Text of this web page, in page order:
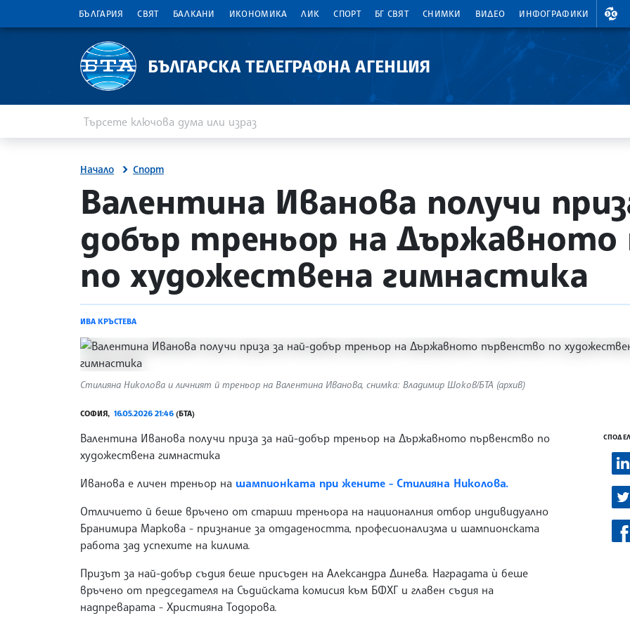
БЪЛГАРИЯ СВЯТ БАЛКАНИ ИКОНОМИКА ЛИК СПОРТ БГ СВЯТ СНИМКИ ВИДЕО ИНФОГРАФИКИ
БЪЛГАРСКА ТЕЛЕГРАФНА АГЕНЦИЯ
Начало Спорт
site.bta
Валентина Иванова получи
добър треньор на Държавното
по художествена гимнастика
ИВА КРЪСТЕВА
Стилияна Николова и личният й треньор на Валентина Иванова, снимка: Владимир Шоков/БТА (архив)
СОФИЯ, 16.05.2026 21:46 (БТА)
Валентина Иванова получи приза за най-добър треньор на Държавното първенство по
художествена гимнастика
Иванова е личен треньор на шампионката при жените - Стилияна Николова.
Отличието й беше връчено от старши треньора на националния отбор индивидуално
Бранимира Маркова - признание за отдадеността, професионализма и шампионската
работа зад успехите на килима.
Призът за най-добър съдия беше присъден на Александра Динева. Наградата ѝ беше
връчено от председателя на Съдийската комисия към БФХГ и главен съдия на
надпреварата - Християна Тодорова.